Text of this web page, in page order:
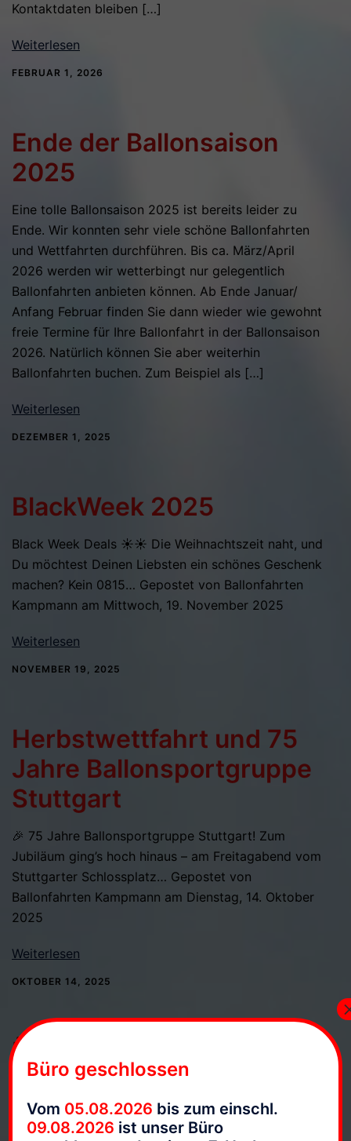
Kontaktdaten bleiben […]
Weiterlesen
FEBRUAR 1, 2026
Ende der Ballonsaison
2025
Eine tolle Ballonsaison 2025 ist bereits leider zu
Ende. Wir konnten sehr viele schöne Ballonfahrten
und Wettfahrten durchführen. Bis ca. März/April
2026 werden wir wetterbingt nur gelegentlich
Ballonfahrten anbieten können. Ab Ende Januar/
Anfang Februar finden Sie dann wieder wie gewohnt
freie Termine für Ihre Ballonfahrt in der Ballonsaison
2026. Natürlich können Sie aber weiterhin
Ballonfahrten buchen. Zum Beispiel als […]
Weiterlesen
DEZEMBER 1, 2025
BlackWeek 2025
Black Week Deals ☀️☀️ Die Weihnachtszeit naht, und
Du möchtest Deinen Liebsten ein schönes Geschenk
machen? Kein 0815… Gepostet von Ballonfahrten
Kampmann am Mittwoch, 19. November 2025
Weiterlesen
NOVEMBER 19, 2025
Herbstwettfahrt und 75
Jahre Ballonsportgruppe
Stuttgart
🎉 75 Jahre Ballonsportgruppe Stuttgart! Zum
Jubiläum ging’s hoch hinaus – am Freitagabend vom
Stuttgarter Schlossplatz… Gepostet von
Ballonfahrten Kampmann am Dienstag, 14. Oktober
2025
Weiterlesen
OKTOBER 14, 2025
Überfahrt Glücksgefühle
Festival Hockenheimring
2025
Büro geschlossen
Vom 05.08.2026 bis zum einschl.
09.08.2026 ist unser Büro